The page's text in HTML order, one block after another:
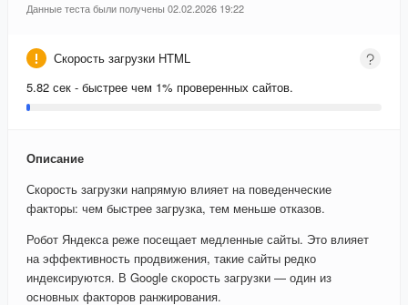
Данные теста были получены 02.02.2026 19:22
Скорость загрузки HTML
5.82 сек - быстрее чем 1% проверенных сайтов.
Описание
Скорость загрузки напрямую влияет на поведенческие
факторы: чем быстрее загрузка, тем меньше отказов.
Робот Яндекса реже посещает медленные сайты. Это влияет
на эффективность продвижения, такие сайты редко
индексируются. В Google скорость загрузки — один из
основных факторов ранжирования.